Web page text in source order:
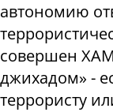
автономию
совершен
джихадом» -
террористу